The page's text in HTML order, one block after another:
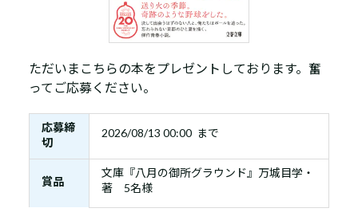
ただいまこちらの本をプレゼントしております。奮
ってご応募ください。
応募締
切
2026/08/13 00:00 まで
賞品
文庫『八月の御所グラウンド』万城目学・
著 5名様